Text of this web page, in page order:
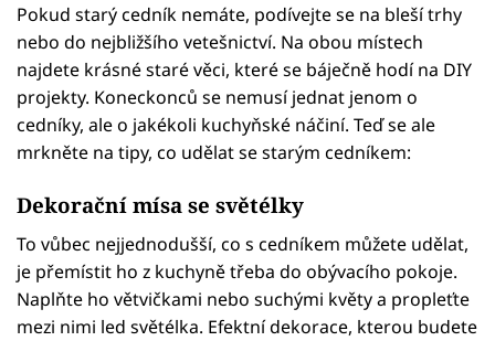
Pokud starý cedník nemáte, podívejte se na bleší trhy
nebo do nejbližšího vetešnictví. Na obou místech
najdete krásné staré věci, které se báječně hodí na DIY
projekty. Koneckonců se nemusí jednat jenom o
cedníky, ale o jakékoli kuchyňské náčiní. Teď se ale
mrkněte na tipy, co udělat se starým cedníkem:
Dekorační mísa se světélky
To vůbec nejjednodušší, co s cedníkem můžete udělat,
je přemístit ho z kuchyně třeba do obývacího pokoje.
Naplňte ho větvičkami nebo suchými květy a propleťte
mezi nimi led světélka. Efektní dekorace, kterou budete